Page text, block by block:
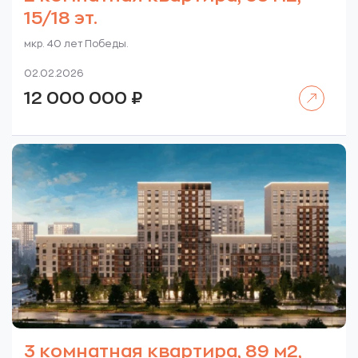
15/18 эт.
мкр. 40 лет Победы.
02.02.2026
12 000 000 ₽
3 комнатная квартира, 89 м2,